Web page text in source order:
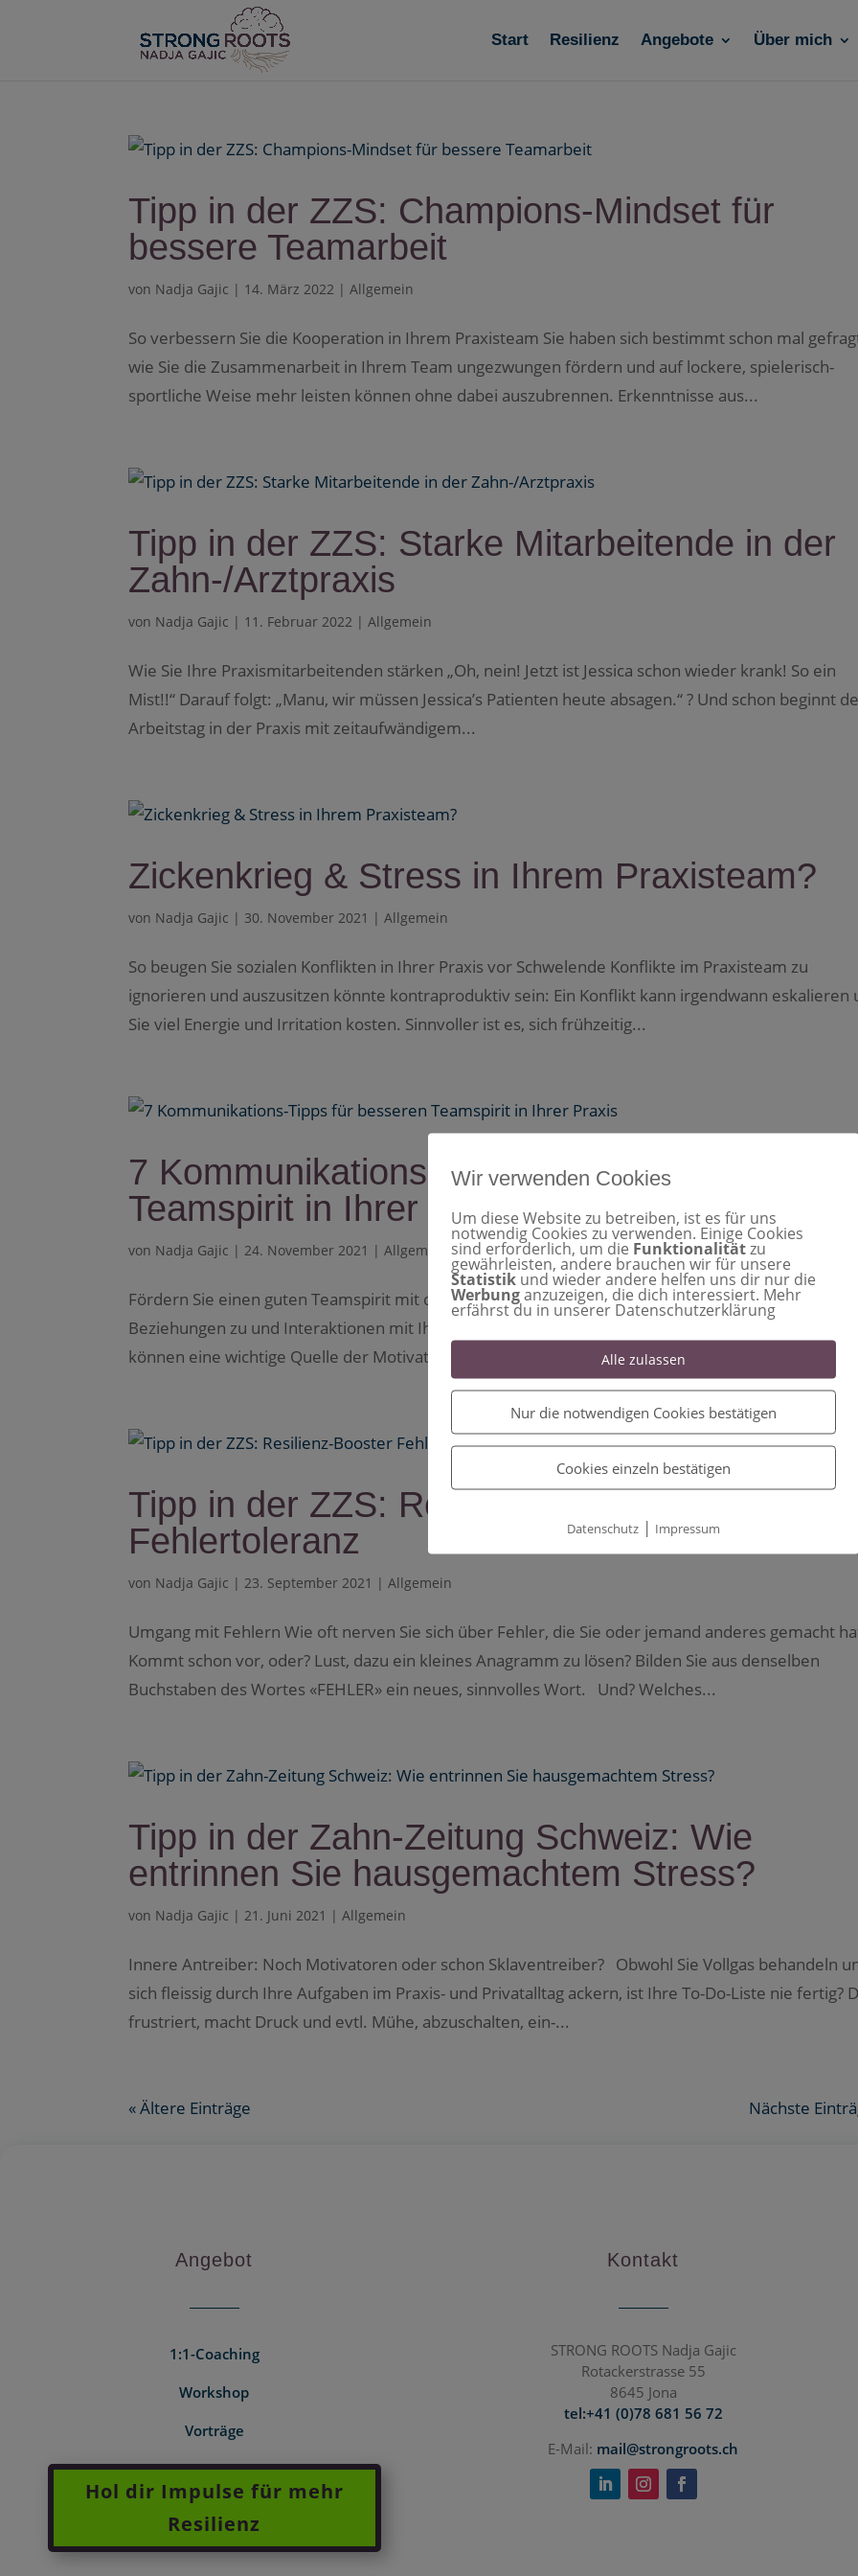
Start Resilienz Angebote Über mich
Tipp in der ZZS: Champions-Mindset für
bessere Teamarbeit
von Nadja Gajic | 14. März 2022 |Allgemein
So verbessern Sie die Kooperation in Ihrem Praxisteam Sie haben sich bestimmt schon mal
wie Sie die Zusammenarbeit in Ihrem Team ungezwungen fördern und auf lockere, spielerisch-
sportliche Weise mehr leisten können ohne dabei auszubrennen. Erkenntnisse aus...
Tipp in der ZZS: Starke Mitarbeitende in der
Zahn-/Arztpraxis
von Nadja Gajic | 11. Februar 2022 |Allgemein
Wie Sie Ihre Praxismitarbeitenden stärken „Oh, nein! Jetzt ist Jessica schon wieder krank! So ein
Mist!!“ Darauf folgt: „Manu, wir müssen Jessica’s Patienten heute absagen.“ ? Und schon beginnt
Arbeitstag in der Praxis mit zeitaufwändigem...
Zickenkrieg & Stress in Ihrem Praxisteam?
von Nadja Gajic | 30. November 2021 |Allgemein
So beugen Sie sozialen Konflikten in Ihrer Praxis vor Schwelende Konflikte im Praxisteam zu
ignorieren und auszusitzen könnte kontraproduktiv sein: Ein Konflikt kann irgendwann eskalieren
Sie viel Energie und Irritation kosten. Sinnvoller ist es, sich frühzeitig...
7 Kommunikations-Tipps für besseren
Teamspirit in Ihrer Praxis
von Nadja Gajic |24. November 2021 |Allgemein
Fördern Sie einen guten Teamspirit mit diesen 7 Grundbausteinen gelingender Kommunikation
Beziehungen zu und Interaktionen mit Ihren Mitarbeitenden, PraxiskollegInnen oder
können eine wichtige Quelle der Motivation und Zufriedenheit mit Ihrer Arbeit...
Tipp in der ZZS: Resilienz-Booster
Fehlertoleranz
von Nadja Gajic |23. September 2021 |Allgemein
Umgang mit Fehlern Wie oft nerven Sie sich über Fehler, die Sie oder jemand anderes gemacht
Kommt schon vor, oder? Lust, dazu ein kleines Anagramm zu lösen? Bilden Sie aus denselben
Buchstaben des Wortes «FEHLER» ein neues, sinnvolles Wort. Und? Welches...
Tipp in der Zahn-Zeitung Schweiz: Wie
entrinnen Sie hausgemachtem Stress?
von Nadja Gajic |21. Juni 2021 |Allgemein
Innere Antreiber: Noch Motivatoren oder schon Sklaventreiber? Obwohl Sie Vollgas behandeln
sich fleissig durch Ihre Aufgaben im Praxis- und Privatalltag ackern, ist Ihre To-Do-Liste nie fertig?
frustriert, macht Druck und evtl. Mühe, abzuschalten, ein-...
« Ältere Einträge Nächste
Angebot
1:1-Coaching
Workshop
Vorträge
Hol dir Impulse für mehr
Resilienz
Kontakt
STRONG ROOTS Nadja Gajic
Rotackerstrasse 55
8645 Jona
tel:+41 (0)78 681 56 72
E-Mail: mail@strongroots.ch
Wir verwenden Cookies
Um diese Website zu betreiben, ist es für uns
notwendig Cookies zu verwenden. Einige Cookies
sind erforderlich, um die Funktionalität zu
gewährleisten, andere brauchen wir für unsere
Statistik und wieder andere helfen uns dir nur die
Werbunganzuzeigen, die dich interessiert. Mehr
erfährst du in unserer Datenschutzerklärung
Alle zulassen
Nur die notwendigen Cookies bestätigen
Cookies einzeln bestätigen
Datenschutz | Impressum